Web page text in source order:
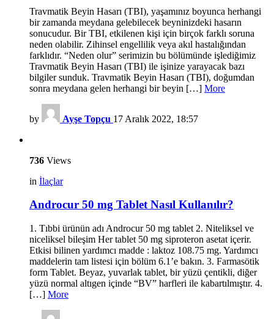
Travmatik Beyin Hasarı (TBI), yaşamınız boyunca herhangi
bir zamanda meydana gelebilecek beyninizdeki hasarın
sonucudur. Bir TBI, etkilenen kişi için birçok farklı soruna
neden olabilir. Zihinsel engellilik veya akıl hastalığından
farklıdır. “Neden olur” serimizin bu bölümünde işlediğimiz
Travmatik Beyin Hasarı (TBI) ile işinize yarayacak bazı
bilgiler sunduk. Travmatik Beyin Hasarı (TBI), doğumdan
sonra meydana gelen herhangi bir beyin […] More
by Ayşe Topçu 17 Aralık 2022, 18:57
736 Views
in İlaçlar
Androcur 50 mg Tablet Nasıl Kullanılır?
1. Tıbbi ürünün adı Androcur 50 mg tablet 2. Niteliksel ve
niceliksel bileşim Her tablet 50 mg siproteron asetat içerir.
Etkisi bilinen yardımcı madde : laktoz 108.75 mg. Yardımcı
maddelerin tam listesi için bölüm 6.1’e bakın. 3. Farmasötik
form Tablet. Beyaz, yuvarlak tablet, bir yüzü çentikli, diğer
yüzü normal altıgen içinde “BV” harfleri ile kabartılmıştır. 4.
[…] More